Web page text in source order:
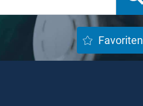
Favoriten